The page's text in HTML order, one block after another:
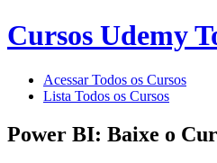
Cursos Udemy
Acessar Todos os Cursos
Lista Todos os Cursos
Power BI: Baixe o